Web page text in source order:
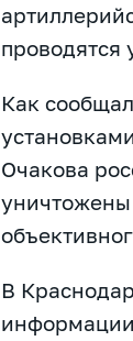
Как
Очакова
В
информации